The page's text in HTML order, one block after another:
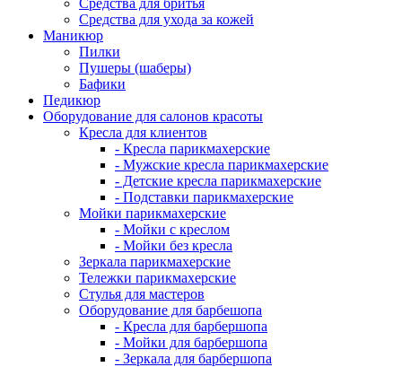
Средства для бритья
Средства для ухода за кожей
Маникюр
Пилки
Пушеры (шаберы)
Бафики
Педикюр
Оборудование для салонов красоты
Кресла для клиентов
- Кресла парикмахерские
- Мужские кресла парикмахерские
- Детские кресла парикмахерские
- Подставки парикмахерские
Мойки парикмахерские
- Мойки с креслом
- Мойки без кресла
Зеркала парикмахерские
Тележки парикмахерские
Стулья для мастеров
Оборудование для барбешопа
- Кресла для барбершопа
- Мойки для барбершопа
- Зеркала для барбершопа